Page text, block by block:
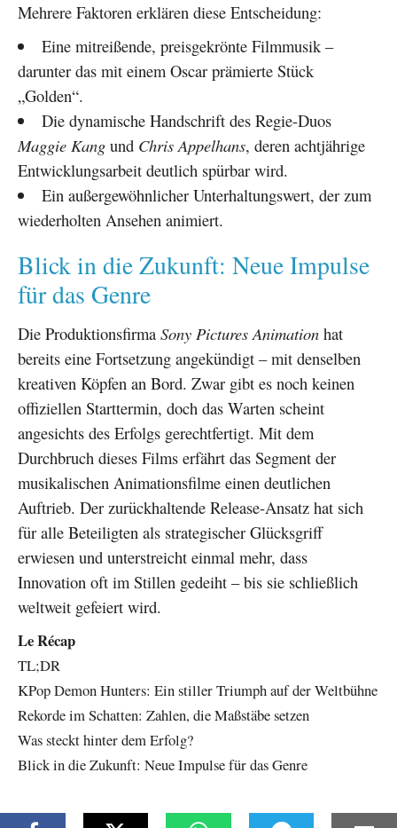
Mehrere Faktoren erklären diese Entscheidung:
Eine mitreißende, preisgekrönte Filmmusik –
darunter das mit einem Oscar prämierte Stück
„Golden“.
Die dynamische Handschrift des Regie-Duos
Maggie Kang und Chris Appelhans, deren achtjährige
Entwicklungsarbeit deutlich spürbar wird.
Ein außergewöhnlicher Unterhaltungswert, der zum
wiederholten Ansehen animiert.
Blick in die Zukunft: Neue Impulse
für das Genre
Die Produktionsfirma Sony Pictures Animation hat
bereits eine Fortsetzung angekündigt – mit denselben
kreativen Köpfen an Bord. Zwar gibt es noch keinen
offiziellen Starttermin, doch das Warten scheint
angesichts des Erfolgs gerechtfertigt. Mit dem
Durchbruch dieses Films erfährt das Segment der
musikalischen Animationsfilme einen deutlichen
Auftrieb. Der zurückhaltende Release-Ansatz hat sich
für alle Beteiligten als strategischer Glücksgriff
erwiesen und unterstreicht einmal mehr, dass
Innovation oft im Stillen gedeiht – bis sie schließlich
weltweit gefeiert wird.
Le Récap
TL;DR
KPop Demon Hunters: Ein stiller Triumph auf der Weltbühne
Rekorde im Schatten: Zahlen, die Maßstäbe setzen
Was steckt hinter dem Erfolg?
Blick in die Zukunft: Neue Impulse für das Genre